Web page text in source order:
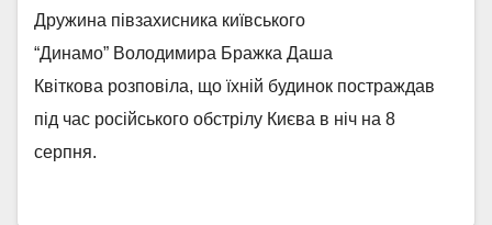
Дружина півзахисника київського
“Динамо” Володимира Бражка Даша
Квіткова розповіла, що їхній будинок постраждав
під час російського обстрілу Києва в ніч на 8
серпня.